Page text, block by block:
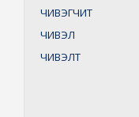
ЧИВЭГЧИТ
ЧИВЭЛ
ЧИВЭЛТ